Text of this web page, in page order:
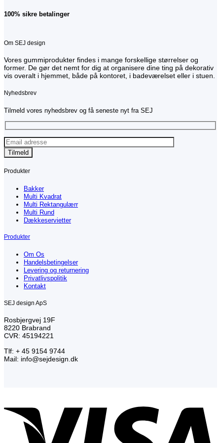
100% sikre betalinger
Om SEJ design
Vores gummiprodukter findes i mange forskellige størrelser og
former. De gør det nemt for dig at organisere dine ting på dekorativ
vis overalt i hjemmet, både på kontoret, i badeværelset eller i stuen.
Nyhedsbrev
Tilmeld vores nyhedsbrev og få seneste nyt fra SEJ
Produkter
Bakker
Multi Kvadrat
Multi Rektangulærr
Multi Rund
Dækkeservietter
Produkter
Om Os
Handelsbetingelser
Levering og returnering
Privatlivspolitik
Kontakt
SEJ design ApS
Rosbjergvej 19F
8220 Brabrand
CVR: 45194221
Tlf: + 45 9154 9744
Mail: info@sejdesign.dk